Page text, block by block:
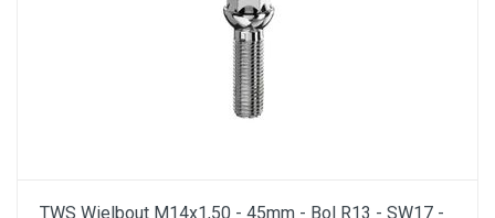
TWS Wielbout M14x1,50 - 45mm - Bol R13 - SW17 -